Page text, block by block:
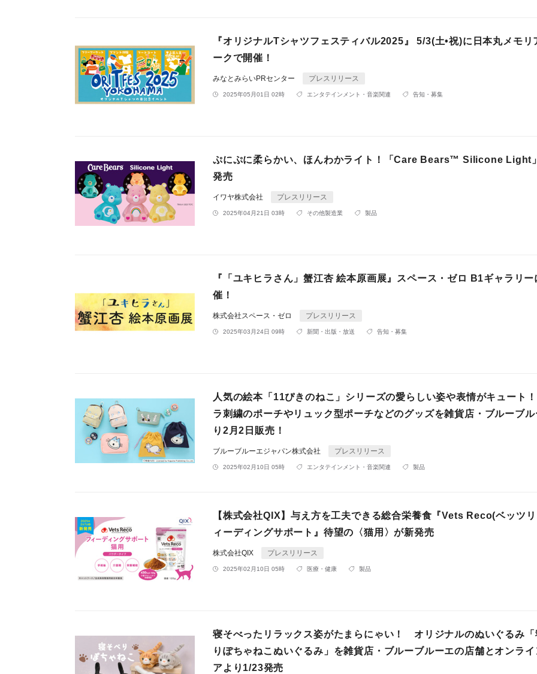
『オリジナルTシャツフェスティバル2025』 5/3(土•祝)に日本丸メモリ
ークで開催！
みなとみらいPRセンター プレスリリース
2025年05月01日 02時 エンタテインメント・音楽関連 告知・募集
ぷにぷに柔らかい、ほんわかライト！「Care Bears™ Silicone Light
発売
イワヤ株式会社 プレスリリース
2025年04月21日 03時 その他製造業 製品
『「ユキヒラさん」蟹江杏 絵本原画展』スペース・ゼロ B1ギャラリー
催！
株式会社スペース・ゼロ プレスリリース
2025年03月24日 09時 新聞・出版・放送 告知・募集
人気の絵本「11ぴきのねこ」シリーズの愛らしい姿や表情がキュート
ラ刺繍のポーチやリュック型ポーチなどのグッズを雑貨店・ブルーブル
り2月2日販売！
ブルーブルーエジャパン株式会社 プレスリリース
2025年02月10日 05時 エンタテインメント・音楽関連 製品
【株式会社QIX】与え方を工夫できる総合栄養食『Vets Reco(ベッツ
ィーディングサポート』待望の〈猫用〉が新発売
株式会社QIX プレスリリース
2025年02月10日 05時 医療・健康 製品
寝そべったリラックス姿がたまらにゃい！ オリジナルのぬいぐるみ「
りぽちゃねこぬいぐるみ」を雑貨店・ブルーブルーエの店舗とオンライ
アより1/23発売